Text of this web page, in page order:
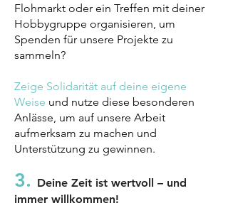
Flohmarkt oder ein Treffen mit deiner
Hobbygruppe organisieren, um
Spenden für unsere Projekte zu
sammeln?
Zeige Solidarität auf deine eigene
Weise und nutze diese besonderen
Anlässe, um auf unsere Arbeit
aufmerksam zu machen und
Unterstützung zu gewinnen.
3. Deine Zeit ist wertvoll – und
immer willkommen!